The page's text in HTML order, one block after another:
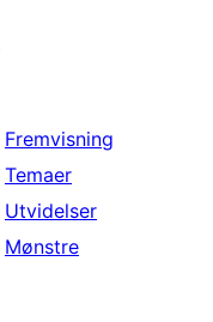
Fremvisning
Temaer
Utvidelser
Mønstre